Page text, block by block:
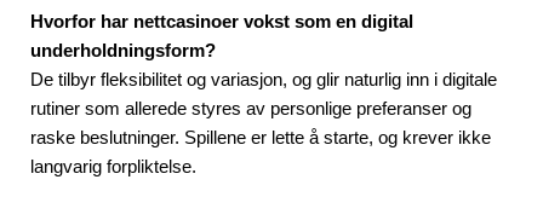
Hvorfor har nettcasinoer vokst som en digital
underholdningsform?
De tilbyr fleksibilitet og variasjon, og glir naturlig inn i digitale
rutiner som allerede styres av personlige preferanser og
raske beslutninger. Spillene er lette å starte, og krever ikke
langvarig forpliktelse.